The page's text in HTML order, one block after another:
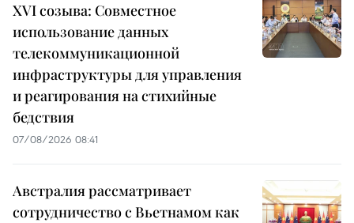
XVI созыва: Совместное
использование данных
телекоммуникационной
инфраструктуры для управления
и реагирования на стихийные
бедствия
07/08/2026 08:41
Австралия рассматривает
сотрудничество с Вьетнамом как